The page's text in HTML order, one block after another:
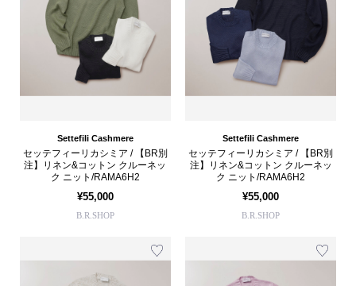
Settefili Cashmere
セッテフィーリカシミア / 【BR別
注】リネン&コットン クルーネッ
ク ニット/RAMA6H2
¥55,000
B.R.SHOP
Settefili Cashmere
セッテフィーリカシミア / 【BR別
注】リネン&コットン クルーネッ
ク ニット/RAMA6H2
¥55,000
B.R.SHOP